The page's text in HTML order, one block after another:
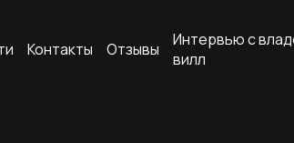
Контакты Отзывы
Интервью с
вилл